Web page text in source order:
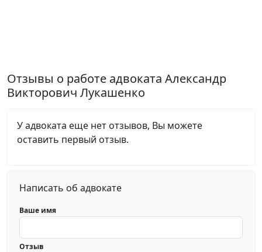
Отзывы о работе адвоката Александр
Викторович Лукашенко
У адвоката еще нет отзывов, Вы можете
оставить первый отзыв.
Написать об адвокате
Ваше имя
Отзыв